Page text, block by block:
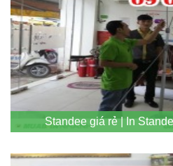
Standee giá rẻ | In